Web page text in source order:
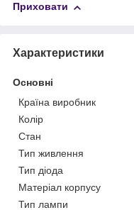
Приховати
Характеристики
Основні
Країна виробник
Колір
Стан
Тип живлення
Тип діода
Матеріал корпусу
Тип лампи